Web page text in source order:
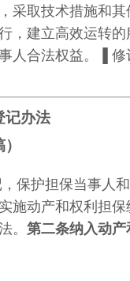
采取技术措施和
，建立高效运转
人合法权益。▐
记办法
保护担保当事人
动产和权利担保
。 第二条纳入动产